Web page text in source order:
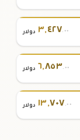
٣,٤٢٧.٠٠ دولار
٦,٨٥٣.٠٠ دولار
١٣,٧٠٧.٠٠ دولار